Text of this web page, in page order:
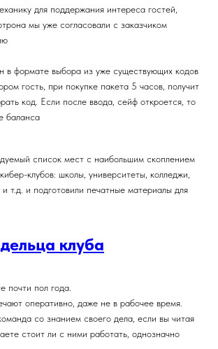
для поддержания интереса гостей,
мы уже согласовали с заказчиком
в формате выбора из уже существующих кодов
гость, при покупке пакета 5 часов, получит
код. Если после ввода, сейф откроется, то
баланса
список мест с наибольшим скоплением
клубов: школы, университеты, колледжи,
т.д. и подготовили печатные материалы для
клуба
почти пол года.
оперативно, даже не в рабочее время.
со знанием своего дела, если вы читая
стоит ли с ними работать, однозначно